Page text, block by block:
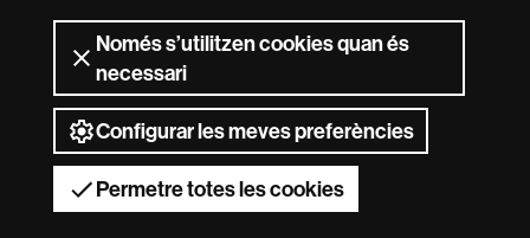
Només s’utilitzen cookies quan és
necessari
Configurar les meves preferències
Permetre totes les cookies
Sobre
aquest
web
Avís legal
web Accessibilitat web Mapa del web UAB
2026 Universitat Autònoma de Barcelona